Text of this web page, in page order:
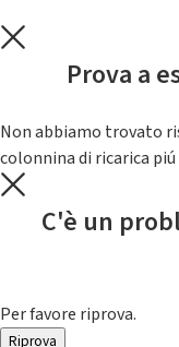
Prova a
Non abbiamo trovato
colonnina di ricarica
C'è un
Per favore riprova.
Riprova